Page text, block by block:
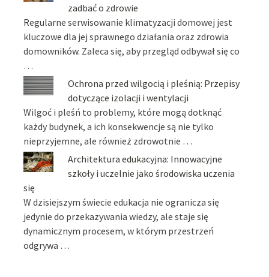
zadbać o zdrowie
Regularne serwisowanie klimatyzacji domowej jest
kluczowe dla jej sprawnego działania oraz zdrowia
domowników. Zaleca się, aby przegląd odbywał się co
…
Ochrona przed wilgocią i pleśnią: Przepisy
dotyczące izolacji i wentylacji
Wilgoć i pleśń to problemy, które mogą dotknąć
każdy budynek, a ich konsekwencje są nie tylko
nieprzyjemne, ale również zdrowotnie …
Architektura edukacyjna: Innowacyjne
szkoły i uczelnie jako środowiska uczenia
się
W dzisiejszym świecie edukacja nie ogranicza się
jedynie do przekazywania wiedzy, ale staje się
dynamicznym procesem, w którym przestrzeń
odgrywa …